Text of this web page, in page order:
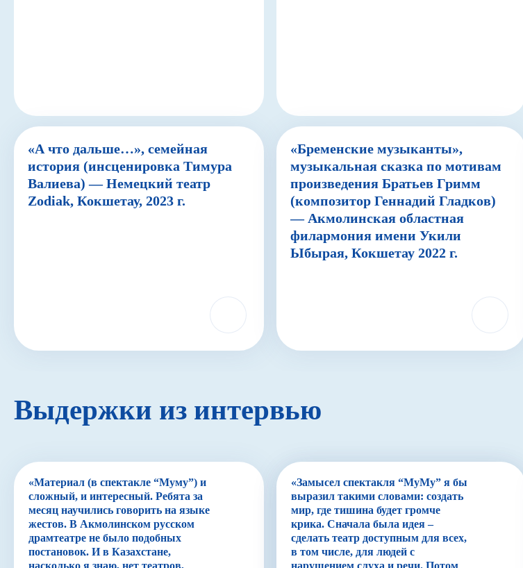
«А что дальше…», семейная
история (инсценировка Тимура
Валиева) — Немецкий театр
Zodiak, Кокшетау, 2023 г.
«Бременские музыканты»,
музыкальная сказка по мотивам
произведения Братьев Гримм
(композитор Геннадий Гладков)
— Акмолинская областная
филармония имени Укили
Ыбырая, Кокшетау 2022 г.
Выдержки из интервью
«Материал (в спектакле “Муму”) и
сложный, и интересный. Ребята за
месяц научились говорить на языке
жестов. В Акмолинском русском
драмтеатре не было подобных
постановок. И в Казахстане,
насколько я знаю, нет театров,
«Замысел спектакля “МуМу” я бы
выразил такими словами: создать
мир, где тишина будет громче
крика. Сначала была идея –
сделать театр доступным для всех,
в том числе, для людей с
нарушением слуха и речи. Потом